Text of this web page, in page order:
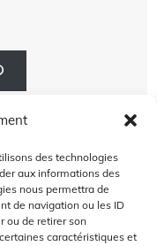
des technologies
aux informations des
nous permettra de
de navigation ou les ID
ou de retirer son
caractéristiques et